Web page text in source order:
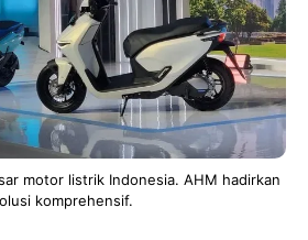
motor listrik Indonesia. AHM hadirkan
komprehensif.